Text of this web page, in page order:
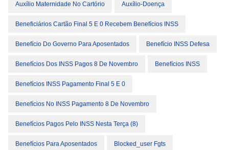
Auxílio Maternidade No Cartório Auxílio-Doença
Beneficiários Cartão Final 5 E 0 Recebem Benefícios INSS
Benefício Do Governo Para Aposentados Benefício INSS Defesa
Benefícios Dos INSS Pagos 8 De Novembro Benefícios INSS
Benefícios INSS Pagamento Final 5 E 0
Benefícios No INSS Pagamento 8 De Novembro
Benefícios Pagos Pelo INSS Nesta Terça (8)
Benefícios Para Aposentados Blocked_user Fgts